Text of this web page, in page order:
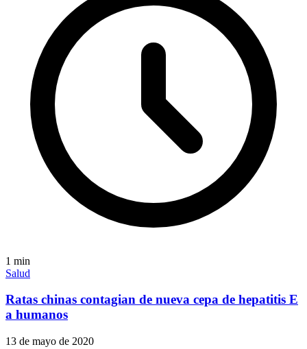
1 min
Salud
Ratas chinas contagian de nueva cepa de hepatitis E
a humanos
13 de mayo de 2020